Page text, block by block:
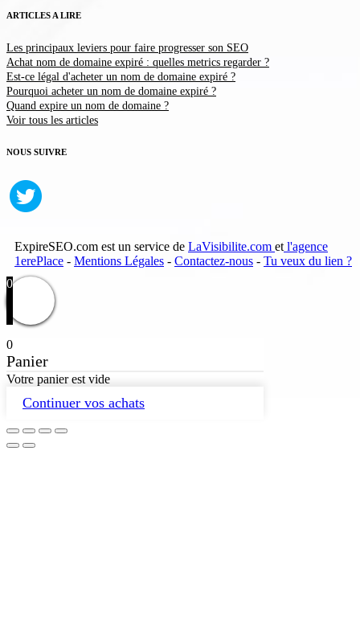
ARTICLES A LIRE
Les principaux leviers pour faire progresser son SEO
Achat nom de domaine expiré : quelles metrics regarder ?
Est-ce légal d'acheter un nom de domaine expiré ?
Pourquoi acheter un nom de domaine expiré ?
Quand expire un nom de domaine ?
Voir tous les articles
NOUS SUIVRE
ExpireSEO.com est un service de LaVisibilite.com et l'agence
1erePlace - Mentions Légales - Contactez-nous - Tu veux du lien ?
0
0
Panier
Votre panier est vide
Continuer vos achats